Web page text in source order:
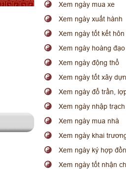
Xem ngày mua xe
Xem ngày xuất hành
Xem ngày tốt kết hôn
Xem ngày hoàng đạo
Xem ngày động thổ
Xem ngày tốt xây
Xem ngày đổ trần,
Xem ngày nhập
Xem ngày mua nhà
Xem ngày khai
Xem ngày ký hợp
Xem ngày tốt nhận